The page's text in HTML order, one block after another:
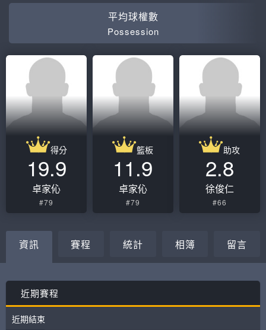
平均球權數
Possession
得分
19.9
卓家伈
#79
籃板
11.9
卓家伈
#79
助攻
2.8
徐俊仁
#66
資訊 賽程 統計 相簿 留言
近期賽程
近期結束